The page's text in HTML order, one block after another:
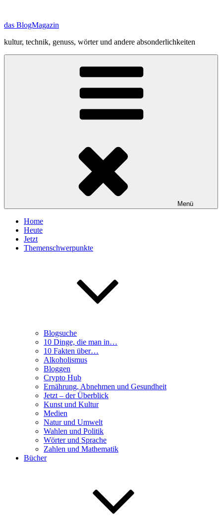
springen
das BlogMagazin
kultur, technik, genuss, wörter und andere absonderlichkeiten
Menü
Home
Heute
Jetzt
Themenschwerpunkte
Blogsuche
10 Dinge, die man in…
10 Fakten über…
Alkoholismus
Bloggen
Crypto Hub
Ernährung, Abnehmen und Gesundheit
Jetzt – der Überblick
Kunst und Kultur
Medien
Natur und Umwelt
Wahlen und Politik
Wörter und Sprache
Zahlen und Mathematik
Bücher